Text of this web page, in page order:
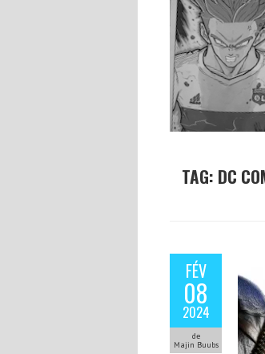
TAG: DC
FÉV
08
2024
de
Majin Buubs